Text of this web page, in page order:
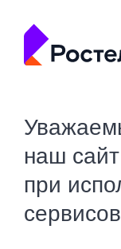
наш
при
сервисов